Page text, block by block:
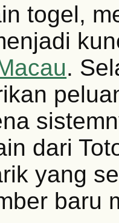
togel,
.
dari
yang
baru